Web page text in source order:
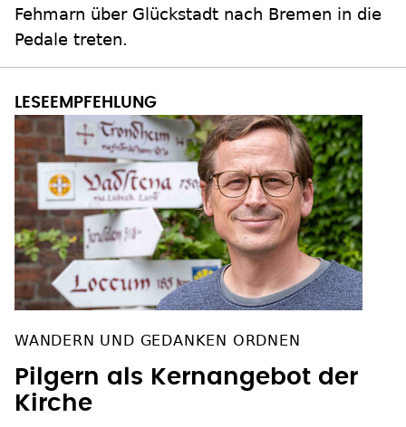
Fehmarn über Glückstadt nach Bremen in die
Pedale treten.
WANDERN UND GEDANKEN ORDNEN
Pilgern als Kernangebot der
Kirche